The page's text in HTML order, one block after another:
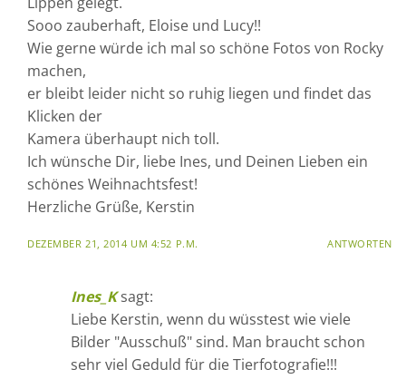
Sooo zauberhaft, Eloise und Lucy!!
Wie gerne würde ich mal so schöne Fotos von Rocky
machen,
er bleibt leider nicht so ruhig liegen und findet das
Klicken der
Kamera überhaupt nich toll.
Ich wünsche Dir, liebe Ines, und Deinen Lieben ein
schönes Weihnachtsfest!
Herzliche Grüße, Kerstin
DEZEMBER 21, 2014 UM 4:52 P.M. ANTWORTEN
Ines_K sagt:
Liebe Kerstin, wenn du wüsstest wie viele
Bilder "Ausschuß" sind. Man braucht schon
sehr viel Geduld für die Tierfotografie!!!